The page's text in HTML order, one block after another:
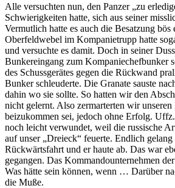
Alle versuchten nun, den Panzer zu
Schwierigkeiten hatte, sich aus seiner
Vermutlich hatte es auch die Besatzung
Oberfeldwebel im Kompanietrupp hatte
und versuchte es damit. Doch in seiner
Bunkereingang zum Kompaniechefbunker
des Schussgerätes gegen die Rückwand
Bunker schleuderte. Die Granate sauste
dahin wo sie sollte. So hatten wir den
nicht gelernt. Also zermarterten wir
beizukommen sei, jedoch ohne Erfolg.
noch leicht verwundet, weil die russische
auf unser Dreieck
feuerte. Endlich gelang
Rückwärtsfahrt und er haute ab. Das war
gegangen. Das Kommandounternehmen
Was hätte sein können, wenn … Darüber
die Muße.